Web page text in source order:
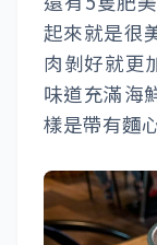
起來就是很
肉剝好就更
味道充滿海
樣是帶有麵